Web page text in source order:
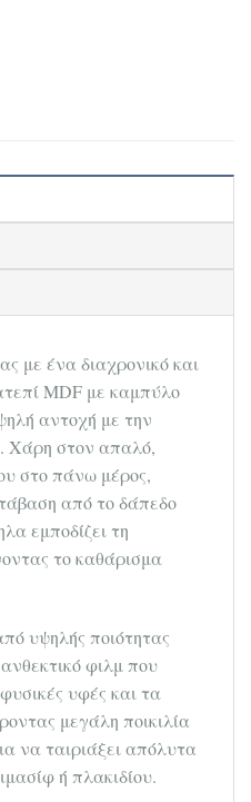
με ένα διαχρονικό και
MDF με καμπύλο
αντοχή με την
Χάρη στον απαλό,
στο πάνω μέρος,
από το δάπεδο
εμποδίζει τη
το καθάρισμα
υψηλής ποιότητας
φιλμ που
υφές και τα
μεγάλη ποικιλία
να ταιριάξει απόλυτα
ή πλακιδίου.